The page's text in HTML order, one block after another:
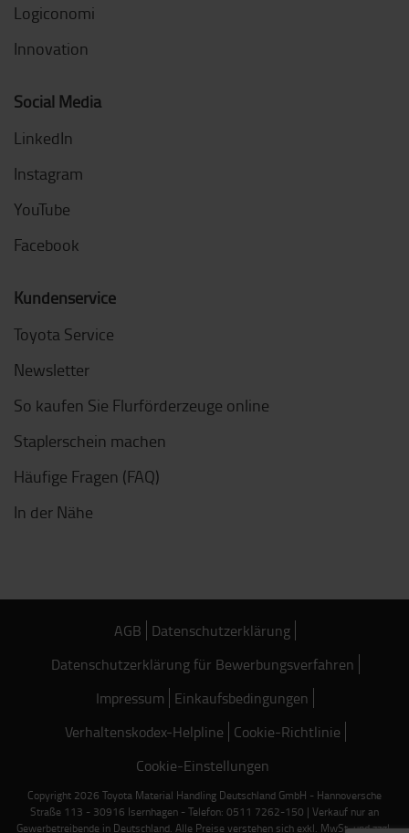
Logiconomi
Innovation
Social Media
LinkedIn
Instagram
YouTube
Facebook
Kundenservice
Toyota Service
Newsletter
So kaufen Sie Flurförderzeuge online
Staplerschein machen
Häufige Fragen (FAQ)
In der Nähe
AGB Datenschutzerklärung
Datenschutzerklärung für Bewerbungsverfahren
Impressum Einkaufsbedingungen
Verhaltenskodex-Helpline Cookie-Richtlinie
Cookie-Einstellungen
Copyright 2026 Toyota Material Handling Deutschland GmbH - Hannoversche
Straße 113 - 30916 Isernhagen - Telefon: 0511 7262-150 | Verkauf nur an
Gewerbetreibende in Deutschland. Alle Preise verstehen sich exkl. MwSt. und zzgl.